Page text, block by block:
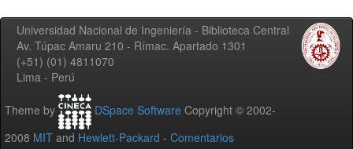
Universidad Nacional de Ingeniería - Biblioteca Central
Av. Túpac Amaru 210 - Rímac. Apartado 1301
(+51) (01) 4811070
Lima - Perú
Theme by DSpace Software Copyright © 2002-
2008 MIT and Hewlett-Packard - Comentarios